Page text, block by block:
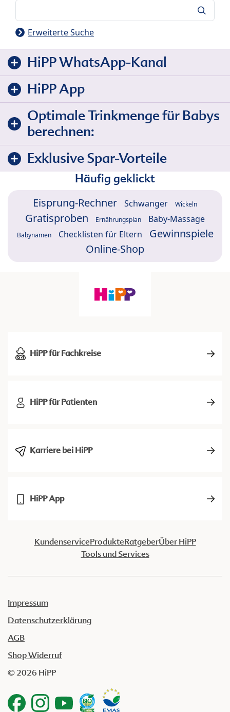
Erweiterte Suche
HiPP WhatsApp-Kanal
HiPP App
Optimale Trinkmenge für Babys
berechnen:
Exklusive Spar-Vorteile
Häufig geklickt
Eisprung-Rechner Schwanger Wickeln
Gratisproben Ernährungsplan Baby-Massage
Babynamen Checklisten für Eltern
Gewinnspiele
Online-Shop
HiPP für Fachkreise
HiPP für Patienten
Karriere bei HiPP
HiPP App
KundenserviceProdukteRatgeberÜber HiPP
Tools und Services
Impressum
Datenschutzerklärung
AGB
Shop Widerruf
© 2026 HiPP